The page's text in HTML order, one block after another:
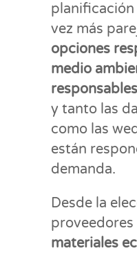
planificación
vez más
opciones
medio
responsables
y tanto las
como las
están
demanda.
Desde la
materiales